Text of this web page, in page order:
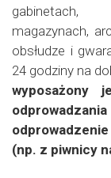
gabinetach,
magazynach,
obsłudze i
24 godziny na
(np. z piwnicy